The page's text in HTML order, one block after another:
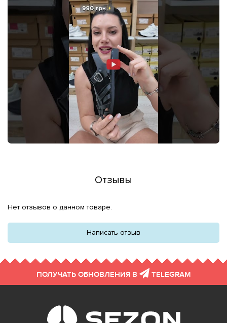
Отзывы
Нет отзывов о данном товаре.
Написать отзыв
ПОЛУЧАТЬ ОБНОВЛЕНИЯ В TELEGRAM